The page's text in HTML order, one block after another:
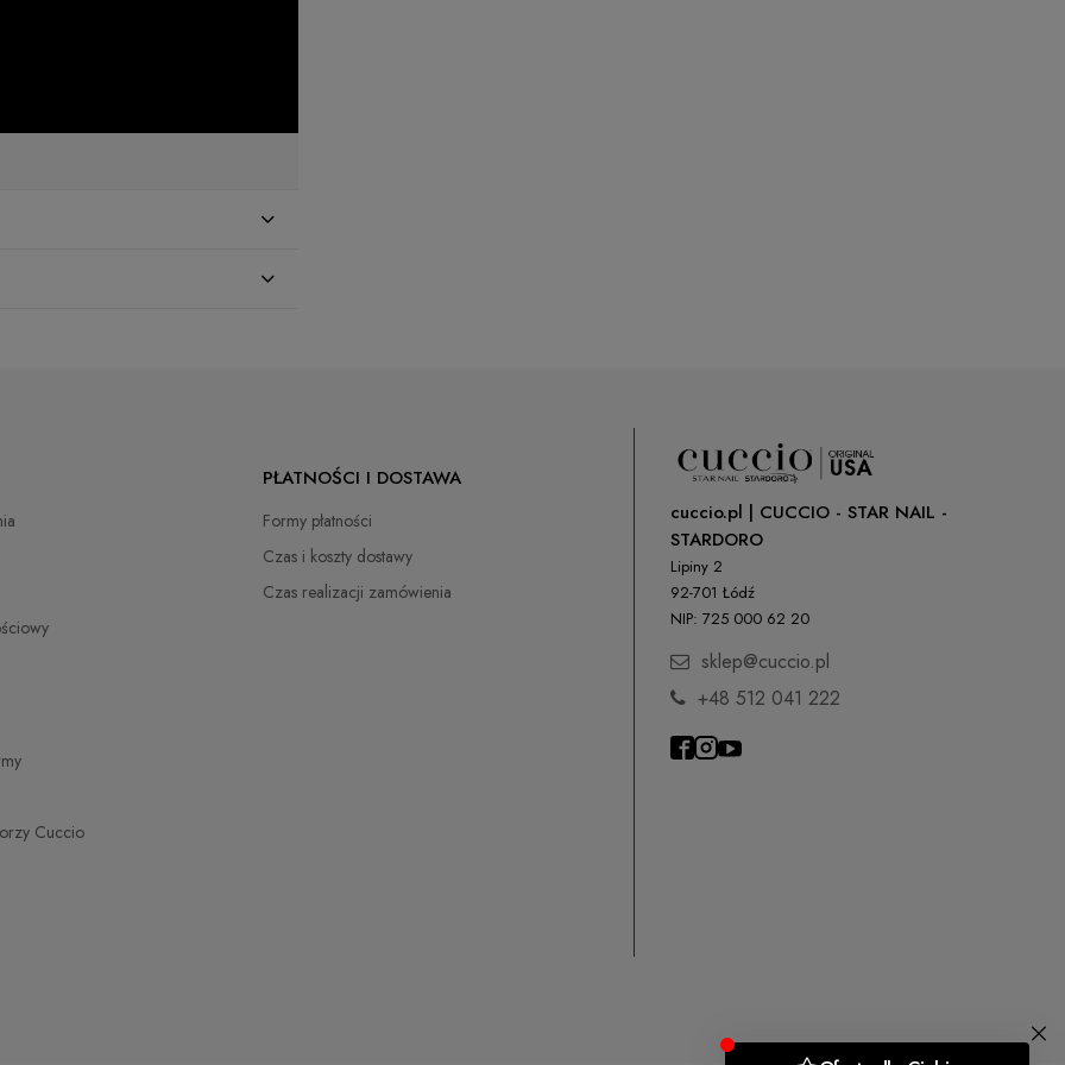
PŁATNOŚCI I DOSTAWA
Formy płatności
Czas i koszty dostawy
Czas realizacji zamówienia
Cuccio
cuccio.pl | CUCCIO - STAR NAIL -
STARDORO
Lipiny 2
92-701 Łódź
NIP: 725 000 62 20
sklep@cuccio.pl
+48 512 041 222